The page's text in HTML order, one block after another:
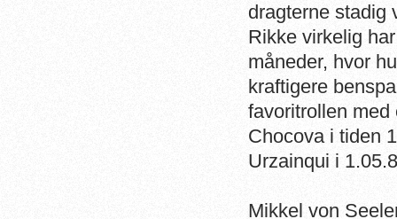
dragterne stadig
Rikke virkelig
måneder, hvor
kraftigere
favoritrollen
Chocova i tiden
Urzainqui i
Mikkel von